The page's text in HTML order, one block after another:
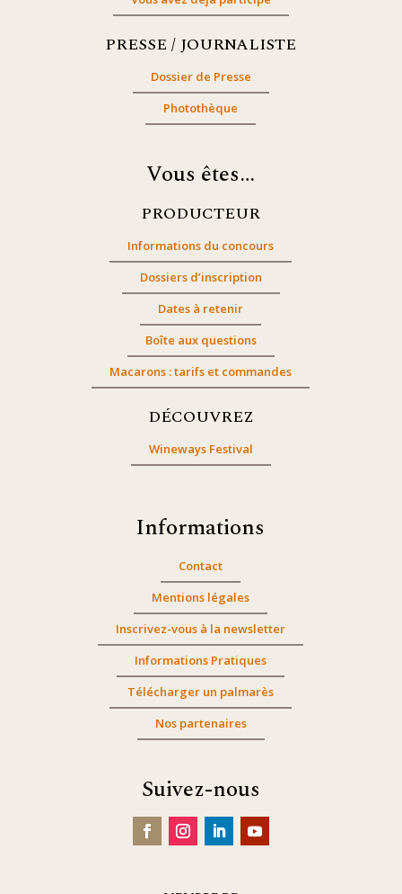
PRESSE / JOURNALISTE
Dossier de Presse
Photothèque
Vous êtes…
PRODUCTEUR
Informations du concours
Dossiers d’inscription
Dates à retenir
Boîte aux questions
Macarons : tarifs et commandes
DÉCOUVREZ
Wineways Festival
Informations
Contact
Mentions légales
Inscrivez-vous à la newsletter
Informations Pratiques
Télécharger un palmarès
Nos partenaires
Suivez-nous